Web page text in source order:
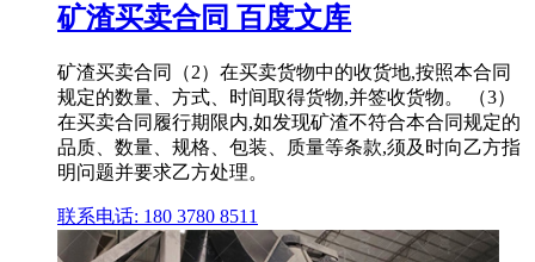
矿渣买卖合同 百度文库
矿渣买卖合同（2）在买卖货物中的收货地,按照本合同
规定的数量、方式、时间取得货物,并签收货物。 （3）
在买卖合同履行期限内,如发现矿渣不符合本合同规定的
品质、数量、规格、包装、质量等条款,须及时向乙方指
明问题并要求乙方处理。
联系电话: 180 3780 8511